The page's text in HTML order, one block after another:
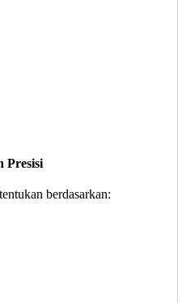
Presisi
berdasarkan: